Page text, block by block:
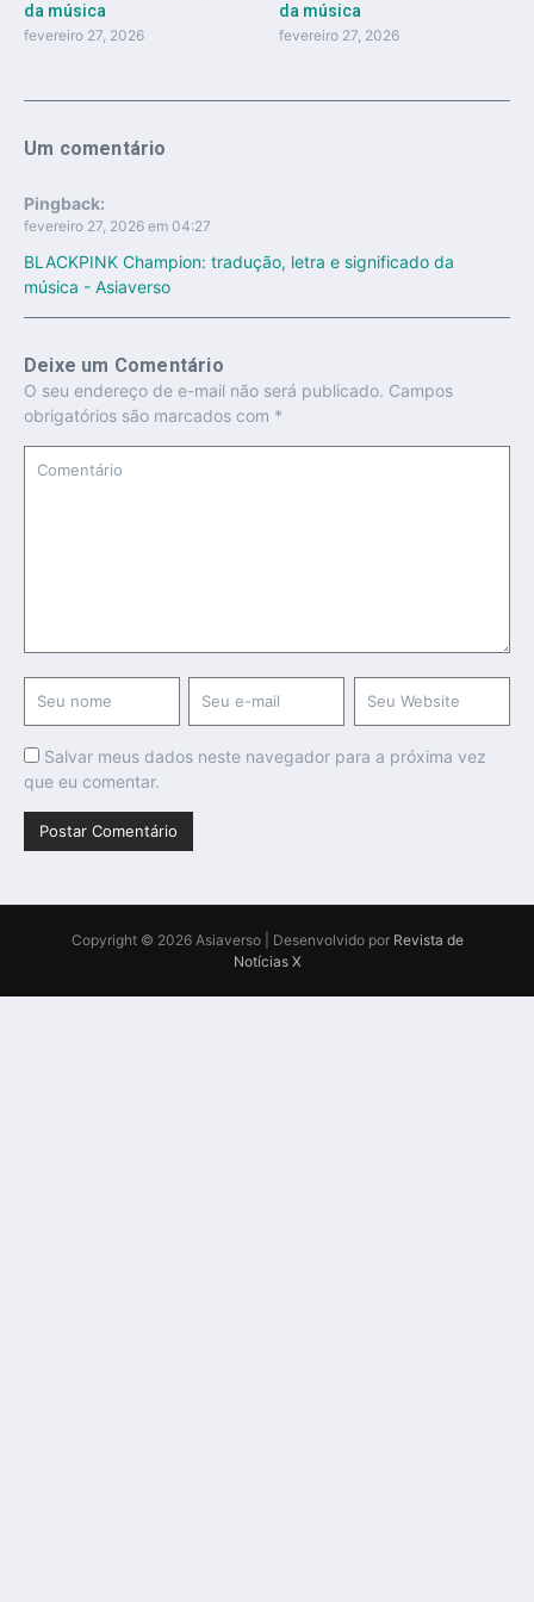
da música
fevereiro 27, 2026
da música
fevereiro 27, 2026
Um comentário
Pingback:
fevereiro 27, 2026 em 04:27
BLACKPINK Champion: tradução, letra e significado da
música - Asiaverso
Deixe um Comentário
O seu endereço de e-mail não será publicado. Campos
obrigatórios são marcados com *
Salvar meus dados neste navegador para a próxima vez
que eu comentar.
Copyright © 2026 Asiaverso | Desenvolvido por Revista de
Notícias X